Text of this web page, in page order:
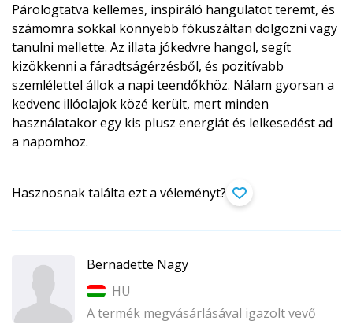
Párologtatva kellemes, inspiráló hangulatot teremt, és
számomra sokkal könnyebb fókuszáltan dolgozni vagy
tanulni mellette. Az illata jókedvre hangol, segít
kizökkenni a fáradtságérzésből, és pozitívabb
szemlélettel állok a napi teendőkhöz. Nálam gyorsan a
kedvenc illóolajok közé került, mert minden
használatakor egy kis plusz energiát és lelkesedést ad
a napomhoz.
Hasznosnak találta ezt a véleményt?
Bernadette Nagy
HU
A termék megvásárlásával igazolt vevő